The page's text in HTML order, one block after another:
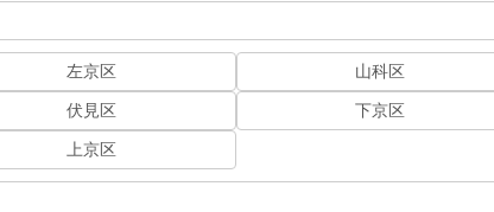
左京区 山科区
伏見区 下京区
上京区